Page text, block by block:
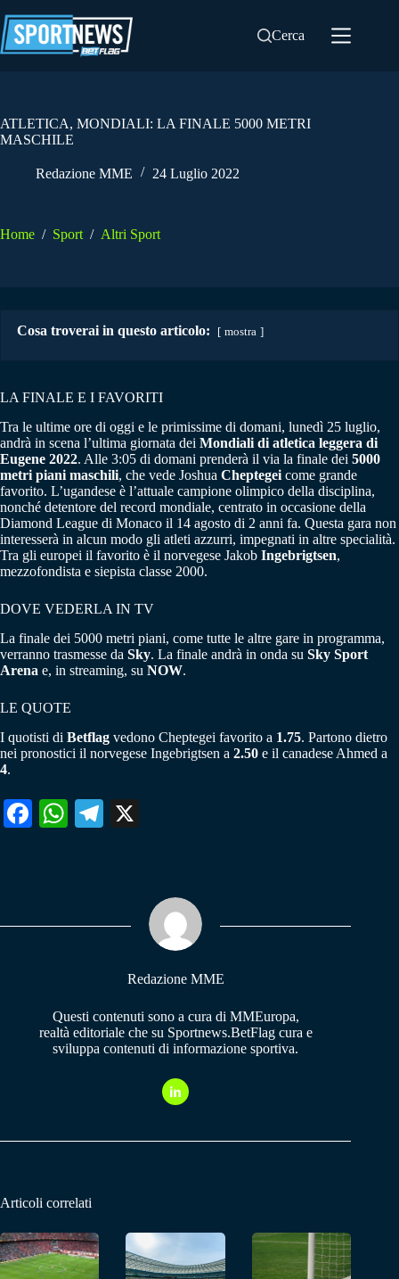
al
contenuto
Cerca
ATLETICA, MONDIALI: LA FINALE 5000 METRI
MASCHILE
Redazione MME 24 Luglio 2022
Home / Sport / Altri Sport
Cosa troverai in questo articolo: mostra
LA FINALE E I FAVORITI
Tra le ultime ore di oggi e le primissime di domani, lunedì 25 luglio,
andrà in scena l’ultima giornata dei Mondiali di atletica leggera di
Eugene 2022. Alle 3:05 di domani prenderà il via la finale dei 5000
metri piani maschili, che vede Joshua Cheptegei come grande
favorito. L’ugandese è l’attuale campione olimpico della disciplina,
nonché detentore del record mondiale, centrato in occasione della
Diamond League di Monaco il 14 agosto di 2 anni fa. Questa gara non
interesserà in alcun modo gli atleti azzurri, impegnati in altre specialità.
Tra gli europei il favorito è il norvegese Jakob Ingebrigtsen,
mezzofondista e siepista classe 2000.
DOVE VEDERLA IN TV
La finale dei 5000 metri piani, come tutte le altre gare in programma,
verranno trasmesse da Sky. La finale andrà in onda su Sky Sport
Arena e, in streaming, su NOW.
LE QUOTE
I quotisti di Betflag vedono Cheptegei favorito a 1.75. Partono dietro
nei pronostici il norvegese Ingebrigtsen a 2.50 e il canadese Ahmed a
4.
Fa W
pp
Te
m
Redazione MME
Questi contenuti sono a cura di MMEuropa,
realtà editoriale che su Sportnews.BetFlag cura e
sviluppa contenuti di informazione sportiva.
Articoli correlati